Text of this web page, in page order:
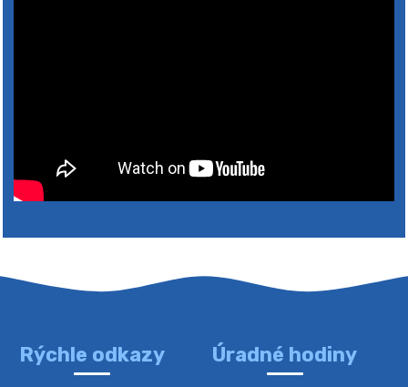
4. augusta 2026 10:05
Rýchle odkazy Úradné hodiny